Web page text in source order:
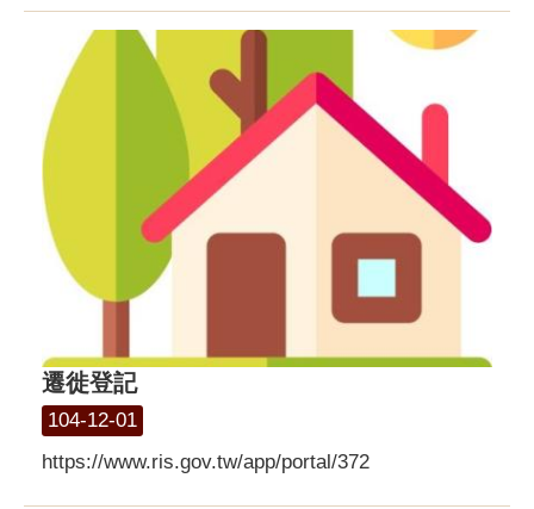
遷徙登記
104-12-01
https://www.ris.gov.tw/app/portal/372